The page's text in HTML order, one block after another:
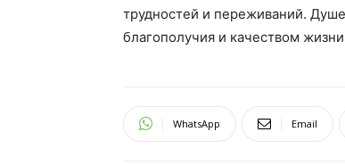
трудностей и переживаний.
благополучия и качеством
WhatsApp Email